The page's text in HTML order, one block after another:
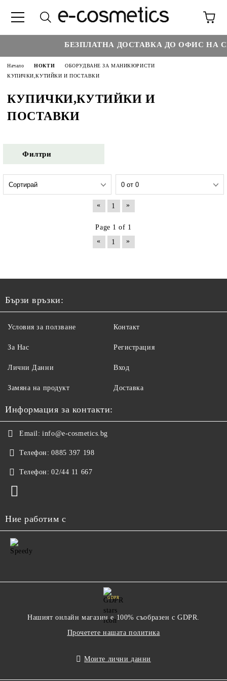
БЕЗПЛАТНА ДОСТАВКА ДО ОФИС НА
Начало НОКТИ
ОБОРУДВАНЕ ЗА МАНИКЮРИСТИ
КУПИЧКИ,КУТИЙКИ И ПОСТАВКИ
КУПИЧКИ,КУТИЙКИ И
ПОСТАВКИ
Филтри
« 1 »
Page 1 of 1
«
1 »
Бързи връзки:
Условия за ползване
За Нас
Лични Данни
Замяна на продукт
Контакт
Регистрация
Вход
Доставка
Информация за контакти:
Email: info@e-cosmetics.bg
Телефон: 0885 397 198
Телефон: 02/44 11 667
Ние работим с
GDPR
Нашият онлайн магазин е 100% съобразен с GDPR.
Прочетете нашата политика
Моите лични данни